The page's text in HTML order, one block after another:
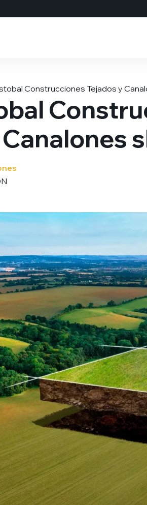
Construcciones Tejados y